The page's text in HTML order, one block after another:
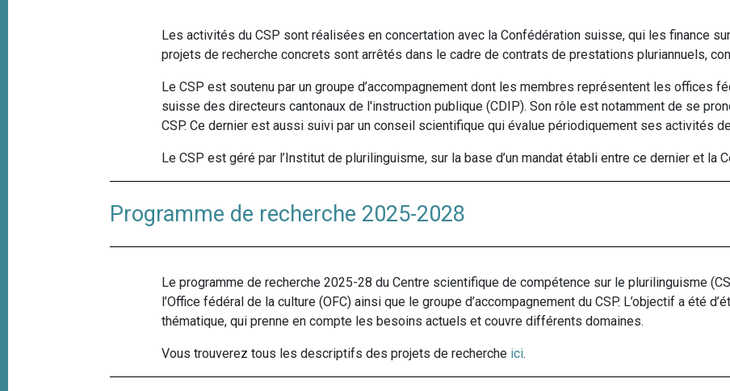
Les activités du CSP sont réalisées en concertation avec la Confédération suisse, qui les finance
projets de recherche concrets sont arrêtés dans le cadre de contrats de prestations pluriannuels,
Le CSP est soutenu par un groupe d’accompagnement dont les membres représentent les offices
suisse des directeurs cantonaux de l'instruction publique (CDIP). Son rôle est notamment de se
CSP. Ce dernier est aussi suivi par un conseil scientifique qui évalue périodiquement ses activités
Le CSP est géré par l’Institut de plurilinguisme, sur la base d’un mandat établi entre ce dernier et la
Programme de recherche 2025-2028
Le programme de recherche 2025-28 du Centre scientifique de compétence sur le plurilinguisme
l’Office fédéral de la culture (OFC) ainsi que le groupe d’accompagnement du CSP. L’objectif a été
thématique, qui prenne en compte les besoins actuels et couvre différents domaines.
Vous trouverez tous les descriptifs des projets de recherche ici.